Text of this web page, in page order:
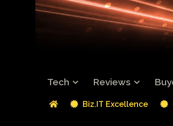
Tech Reviews
Biz.IT Excellence